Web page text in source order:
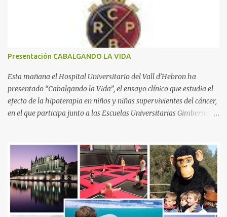
s
Presentación CABALGANDO LA VIDA
Esta mañana el Hospital Universitario del Vall d’Hebron ha
presentado “Cabalgando la Vida”, el ensayo clínico que estudia el
efecto de la hipoterapia en niños y niñas supervivientes del cáncer,
en el que participa junto a las Escuelas Universitarias Gimbernat,
presencia de Emilio Zegrí, presidente de la Fundación RCPB; la Dra.
Anna Llort, adjunta del Servicio de Oncología Pediátrica del
Hospital Vall d’Hebron e investigadora del grupo de Investigación
Traslacional en Cáncer en la Infancia y la Adolescencia del Vall
d’Hebron Instituto de Investigación (VHIR); Anna Saló, psicóloga
del Servicio de Oncología Pediátrica del Vall d’Hebron y del grupo